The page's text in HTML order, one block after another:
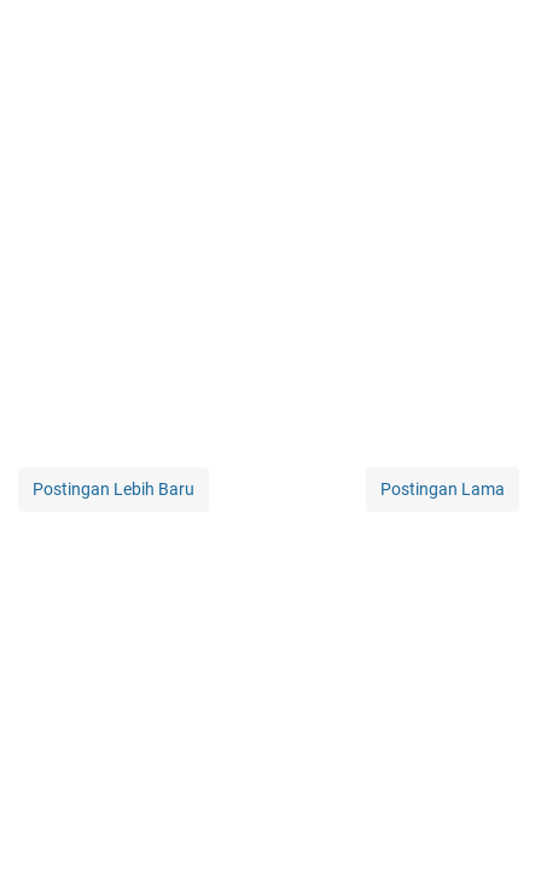
Postingan Lebih Baru Postingan Lama